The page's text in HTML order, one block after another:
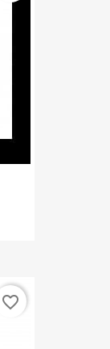
favorite_border